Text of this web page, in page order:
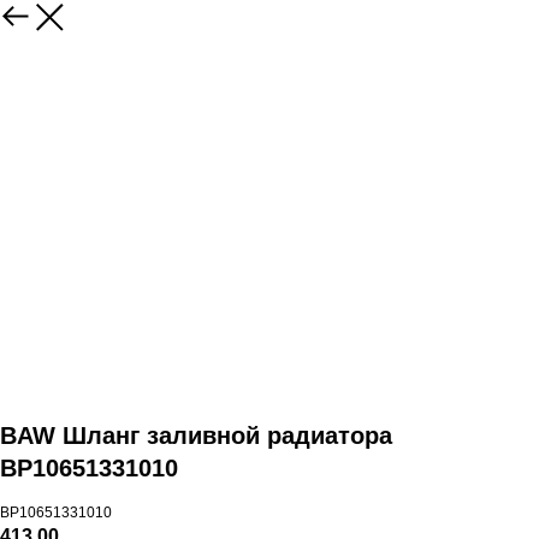
BAW Шланг заливной радиатора
BP10651331010
BP10651331010